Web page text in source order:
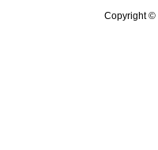
Copyright ©